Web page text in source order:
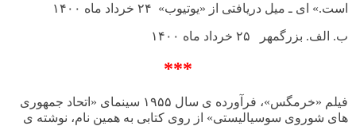
است.» ای ـ میل دریافتی از «یوتیوب» ۲۴ خرداد ماه ۱۴۰۰
ب. الف. بزرگمهر ۲۵ خرداد ماه ۱۴۰۰
***
فیلم «خرمگس»، فرآورده ی سال ۱۹۵۵ سینمای «اتحاد جمهوری
های شوروی سوسیالیستی» از روی کتابی به همین نام، نوشته ی